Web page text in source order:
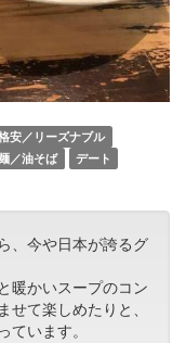
安／リーズナブル
／油そば デート
、今や日本が誇るグ
暖かいスープのコン
て楽しめたりと、
います。